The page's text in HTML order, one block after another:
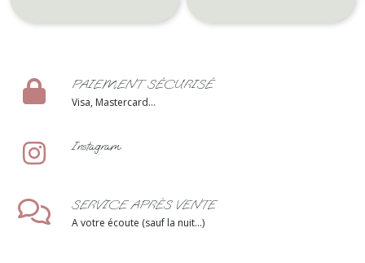
PAIEMENT SÉCURISÉ
Visa, Mastercard...
Instagram
SERVICE APRÈS VENTE
A votre écoute (sauf la nuit...)